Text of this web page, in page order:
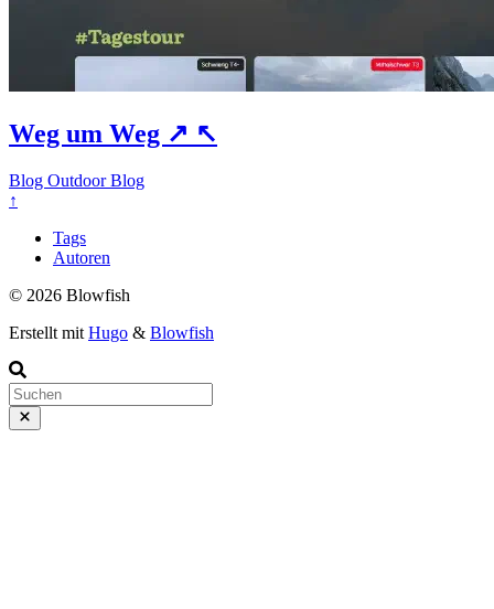
Weg um Weg ↗ ↖
Blog Outdoor Blog
↑
Tags
Autoren
© 2026 Blowfish
Erstellt mit Hugo & Blowfish